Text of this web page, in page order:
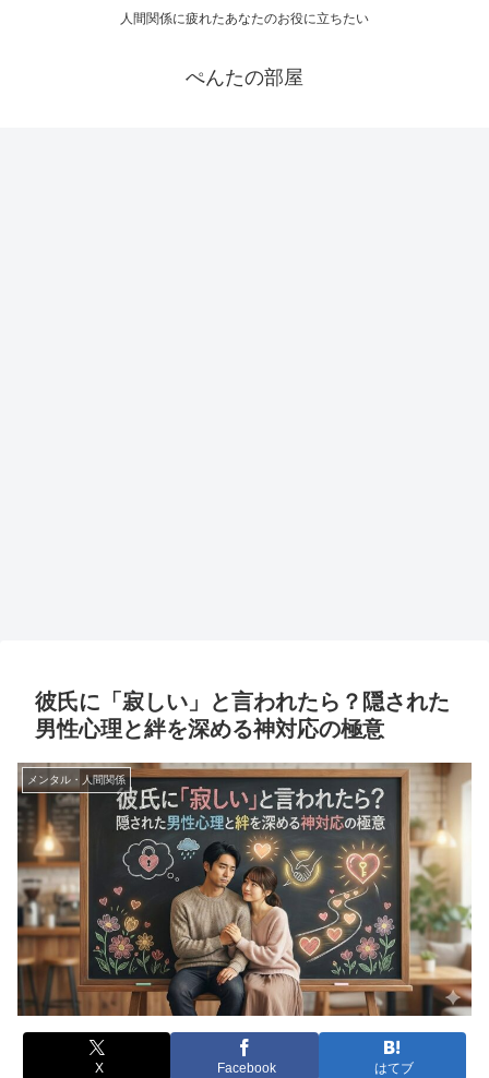
人間関係に疲れたあなたのお役に立ちたい
ぺんたの部屋
彼氏に「寂しい」と言われたら？隠された
男性心理と絆を深める神対応の極意
メンタル・人間関係
X Facebook はてブ